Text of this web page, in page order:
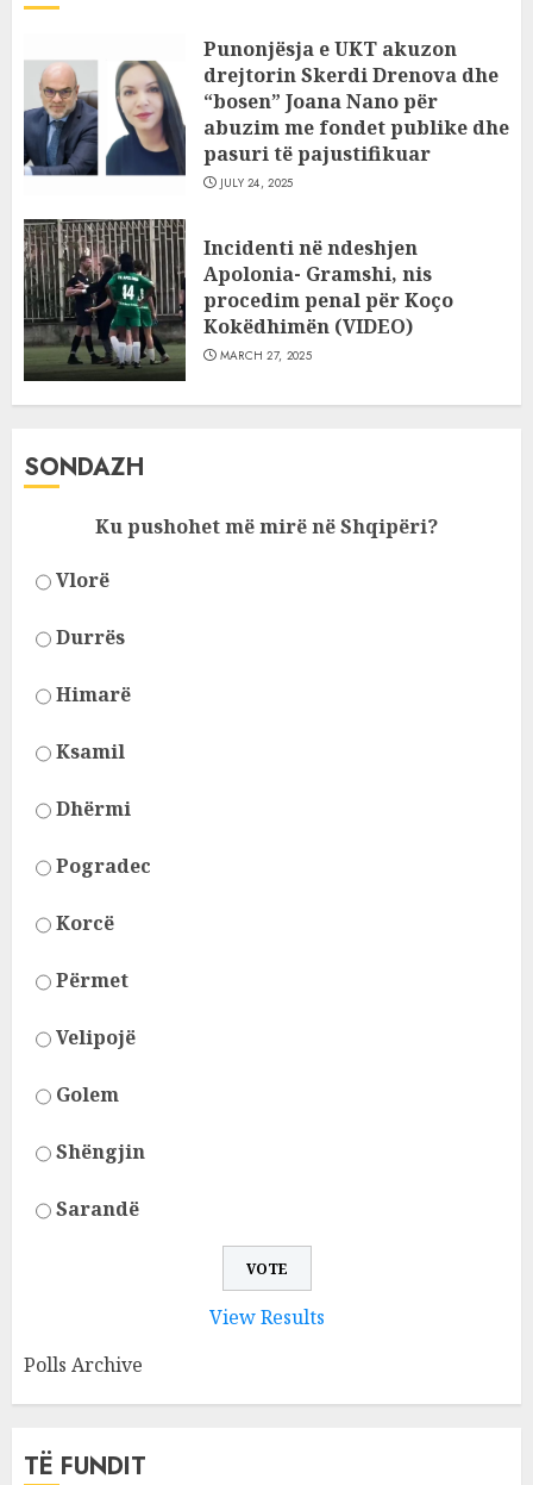
Punonjësja e UKT akuzon
drejtorin Skerdi Drenova dhe
“bosen” Joana Nano për
abuzim me fondet publike dhe
pasuri të pajustifikuar
JULY 24, 2025
Incidenti në ndeshjen
Apolonia- Gramshi, nis
procedim penal për Koço
Kokëdhimën (VIDEO)
MARCH 27, 2025
SONDAZH
Ku pushohet më mirë në Shqipëri?
Vlorë
Durrës
Himarë
Ksamil
Dhërmi
Pogradec
Korcë
Përmet
Velipojë
Golem
Shëngjin
Sarandë
View Results
Polls Archive
TË FUNDIT